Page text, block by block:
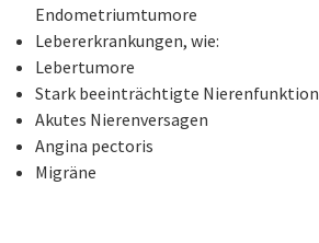
Endometriumtumore
Lebererkrankungen, wie:
Lebertumore
Stark beeinträchtigte Nierenfunktion
Akutes Nierenversagen
Angina pectoris
Migräne